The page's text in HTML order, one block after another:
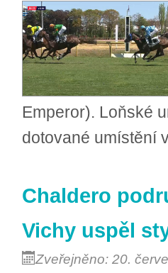
Emperor). Loňské
dotované umístění
Chaldero
Vichy uspěl
Zveřejněno: 20.